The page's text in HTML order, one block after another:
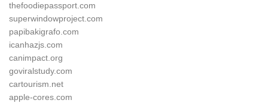
thefoodiepassport.com
superwindowproject.com
papibakigrafo.com
icanhazjs.com
canimpact.org
goviralstudy.com
cartourism.net
apple-cores.com